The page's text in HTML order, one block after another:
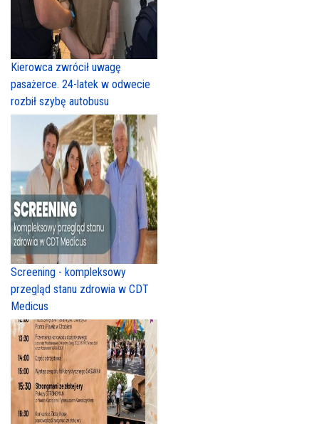
Kierowca zwrócił uwagę
pasażerce. 24-latek w odwecie
rozbił szybę autobusu
Screening - kompleksowy
przegląd stanu zdrowia w CDT
Medicus